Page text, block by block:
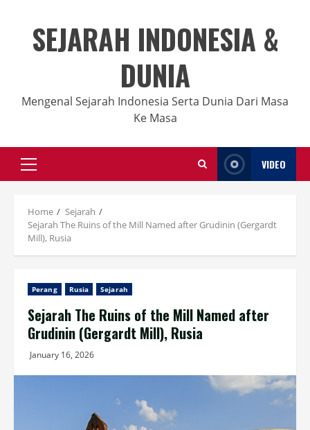
contentSEJARAH INDONESIA &
DUNIA
Mengenal Sejarah Indonesia Serta Dunia Dari Masa
Ke Masa
Primary
Menu
VIDEO
Home
Sejarah
Sejarah The Ruins of the Mill Named after Grudinin (Gergardt
Mill), Rusia
Perang Rusia Sejarah
Sejarah The Ruins of the Mill Named after
Grudinin (Gergardt Mill), Rusia
January 16, 2026